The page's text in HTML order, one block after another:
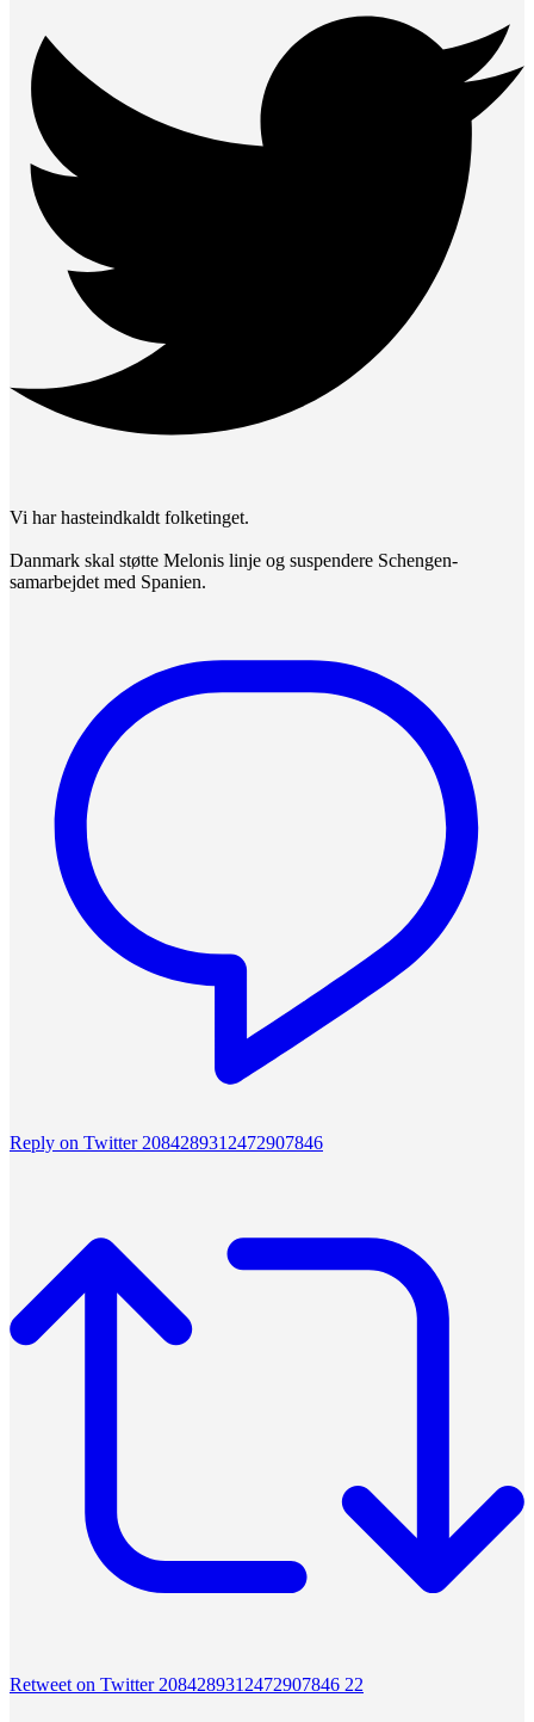
Vi har hasteindkaldt folketinget.
Danmark skal støtte Melonis linje og suspendere Schengen-
samarbejdet med Spanien.
Reply on Twitter 2084289312472907846
Retweet on Twitter 2084289312472907846 22